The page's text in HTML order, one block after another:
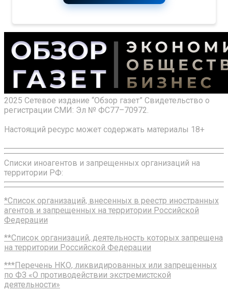
2025 Сетевое издание “Обзор газет” Свидетельство о
регистрации СМИ: Эл № ФС77–70972.
Настоящий ресурс может содержать материалы 18+
Списки иноагентов и запрещенных организаций на
территории РФ:
*Список организаций, внесенных в реестр иностранных
агентов и запрещенных на территории Российской
Федерации
**Список организаций, деятельность которых запрещена
на территории Российской Федерации
***Перечень НКО, ликвидированных или запрещенных
по ФЗ «О противодействии экстремистской
деятельности»